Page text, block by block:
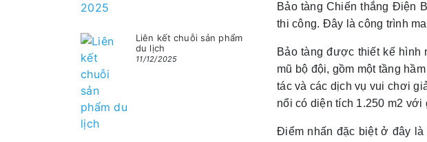
Liên kết chuỗi sản phẩm
du lịch
11/12/2025
Bảo tàng Chiến thắng Điện
thi công. Đây là công trình
Bảo tàng được thiết kế hình
mũ bộ đội, gồm một tầng
tác và các dịch vụ vui chơi
nổi có diện tích 1.250 m2 với
Điểm nhấn đặc biệt ở đây là